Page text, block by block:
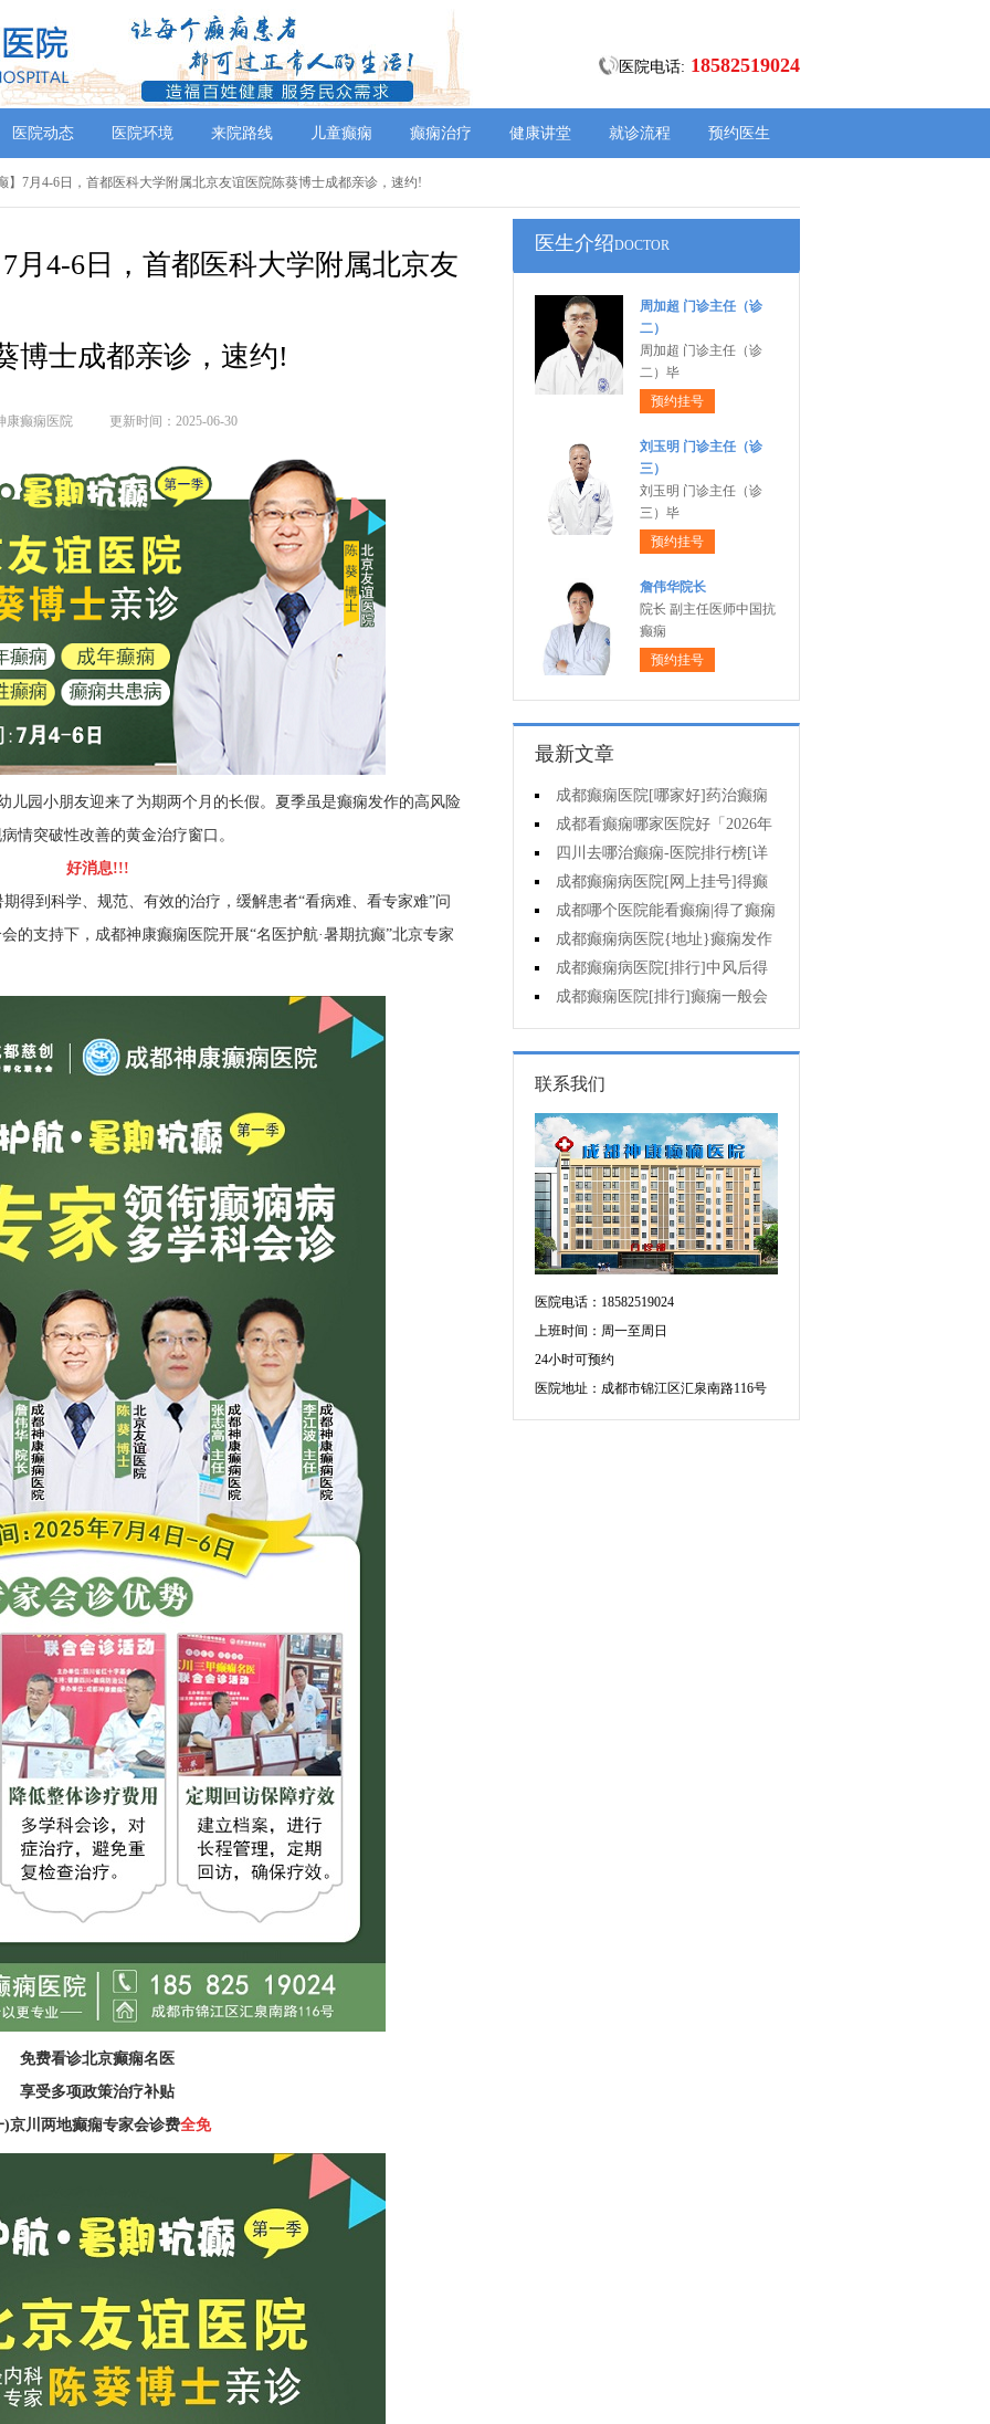
医院电话: 18582519024
医院动态 医院环境 来院路线 儿童癫痫 癫痫治疗 健康讲堂 就诊流程 预约医生
】7月4-6日，首都医科大学附属北京友谊医院陈葵博士成都亲诊，速约!
月4-6日，首都医科大学附属北京友
博士成都亲诊，速约!
康癫痫医院 更新时间：2025-06-30
儿园小朋友迎来了为期两个月的长假。夏季虽是癫痫发作的高风险
情突破性改善的黄金治疗窗口。
好消息!!!
得到科学、规范、有效的治疗，缓解患者“看病难、看专家难”问
的支持下，成都神康癫痫医院开展“名医护航·暑期抗癫”北京专家
免费看诊北京癫痫名医
享受多项政策治疗补贴
)京川两地癫痫专家会诊费全免
医生介绍DOCTOR
周加超 门诊主任（诊
二）
周加超 门诊主任（诊
二）毕
预约挂号
刘玉明 门诊主任（诊
三）
刘玉明 门诊主任（诊
三）毕
预约挂号
詹伟华院长
院长 副主任医师中国抗
癫痫
预约挂号
最新文章
成都癫痫医院[哪家好]药治癫痫
病怎么效果好?
成都看癫痫哪家医院好「2026年
度公布」立冬后癫痫病人应多注意
什么?
四川去哪治癫痫-医院排行榜[详
细排名]四川哪儿能有效治疗癫痫?
成都癫痫病医院[网上挂号]得癫
痫的女性母乳喂养时要注意什么?
成都哪个医院能看癫痫|得了癫痫
会有什么症状?
成都癫痫病医院{地址}癫痫发作
跟哪些因素有关?
成都癫痫病医院[排行]中风后得
的癫痫能治吗
成都癫痫医院[排行]癫痫一般会
出现哪些症状?
联系我们
医院电话：18582519024
上班时间：周一至周日
24小时可预约
医院地址：成都市锦江区汇泉南路116号